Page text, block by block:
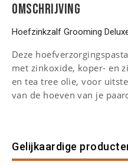
OMSCHRIJVING
Hoefzinkzalf Grooming
Deze
met zinkoxide, koper- en
en tea tree olie, voor
van de hoeven van je
Gelijkaardige